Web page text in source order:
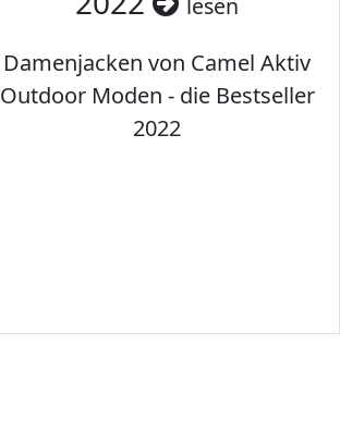
lesen
Damenjacken von Camel Aktiv
Outdoor Moden - die Bestseller
2022